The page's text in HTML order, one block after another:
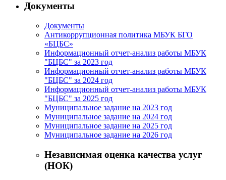
Документы
Документы
Антикоррупционная политика МБУК БГО
«БЦБС»
Информационный отчет-анализ работы МБУК
"БЦБС" за 2023 год
Информационный отчет-анализ работы МБУК
"БЦБС" за 2024 год
Информационный отчет-анализ работы МБУК
"БЦБС" за 2025 год
Муниципальное задание на 2023 год
Муниципальное задание на 2024 год
Муниципальное задание на 2025 год
Муниципальное задание на 2026 год
Независимая оценка качества услуг
(НОК)